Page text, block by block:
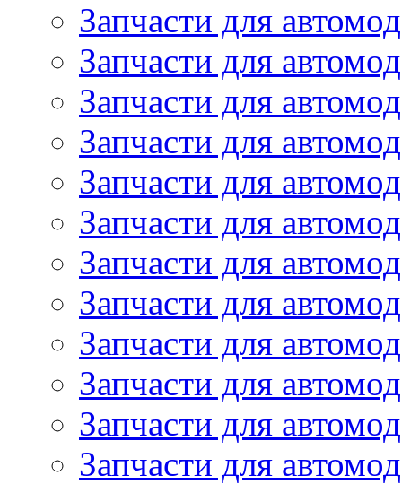
Запчасти для
Запчасти для
Запчасти для
Запчасти для
Запчасти для
Запчасти для
Запчасти для
Запчасти для
Запчасти для
Запчасти для
Запчасти для
Запчасти для